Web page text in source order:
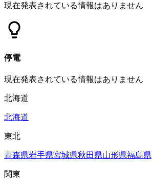
現在発表されている情報はありません
停電
現在発表されている情報はありません
北海道
北海道
東北
青森県岩手県宮城県秋田県山形県福島県
関東